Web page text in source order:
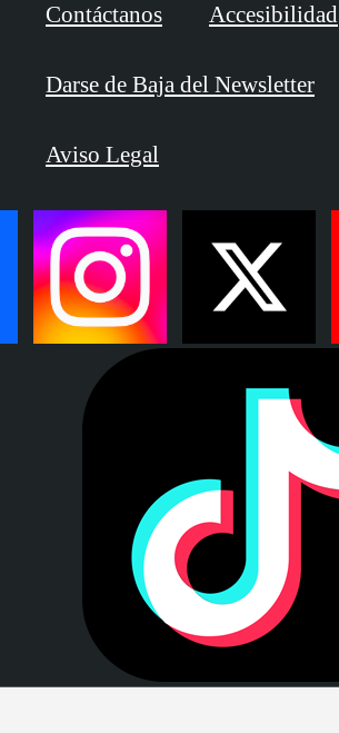
Contáctanos Accesibilidad
Darse de Baja del Newsletter
Aviso Legal